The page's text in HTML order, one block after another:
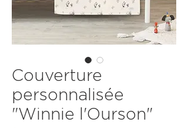
Couverture
personnalisée
"Winnie l'Ourson"